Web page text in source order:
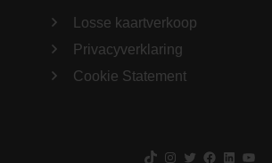
Losse kaartverkoop
Privacyverklaring
Cookie Statement